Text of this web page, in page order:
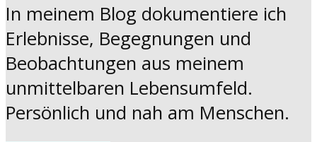
In meinem Blog dokumentiere ich
Erlebnisse, Begegnungen und
Beobachtungen aus meinem
unmittelbaren Lebensumfeld.
Persönlich und nah am Menschen.